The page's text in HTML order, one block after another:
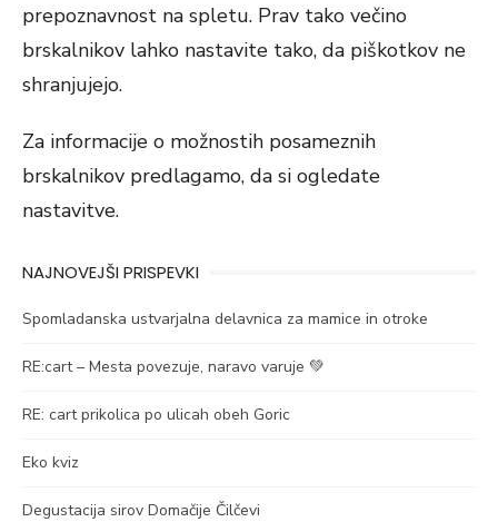
prepoznavnost na spletu. Prav tako večino
brskalnikov lahko nastavite tako, da piškotkov ne
shranjujejo.
Za informacije o možnostih posameznih
brskalnikov predlagamo, da si ogledate
nastavitve.
NAJNOVEJŠI PRISPEVKI
Spomladanska ustvarjalna delavnica za mamice in otroke
RE:cart – Mesta povezuje, naravo varuje 💚
RE: cart prikolica po ulicah obeh Goric
Eko kviz
Degustacija sirov Domačije Čilčevi